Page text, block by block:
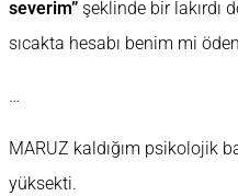
severim” şeklinde bir lakırdı
sıcakta hesabı benim mi
…
MARUZ kaldığım psikolojik
yüksekti.